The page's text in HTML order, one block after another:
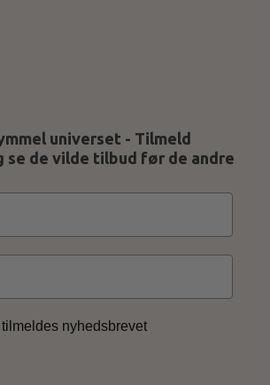
universet - Tilmeld
se de vilde tilbud før de andre
nyhedsbrevet